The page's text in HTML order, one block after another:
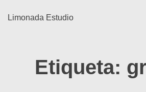
Limonada Estudio
Etiqueta: